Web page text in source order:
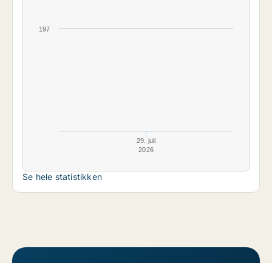
29. juli
2026
197
Se hele statistikken